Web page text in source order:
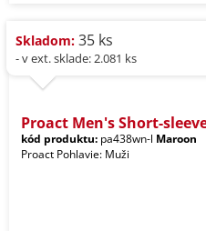
Skladom: 35 ks
- v ext. sklade: 2.081 ks
Proact Men's Short-
kód produktu: pa438wn-l Maroon
Proact Pohlavie: Muži